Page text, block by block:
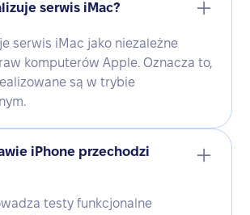
serwis iMac?
serwis iMac jako niezależne
komputerów Apple. Oznacza to,
są w trybie
iPhone przechodzi
testy funkcjonalne